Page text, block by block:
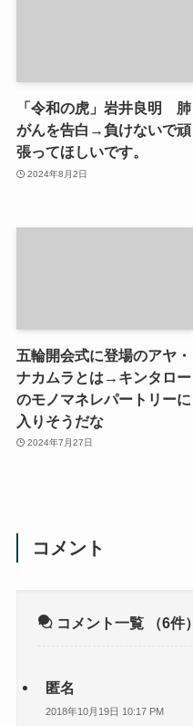
「令和の虎」岩井良明 肺
がんを告白→負けないで頑
張ってほしいです。
2024年8月2日
五輪開会式に登場のアヤ・
ナカムラとは→キンタロー
のモノマネレパートリーに
入りそうだな
2024年7月27日
コメント
コメント一覧 （6件）
匿名
2018年10月19日 10:17 PM